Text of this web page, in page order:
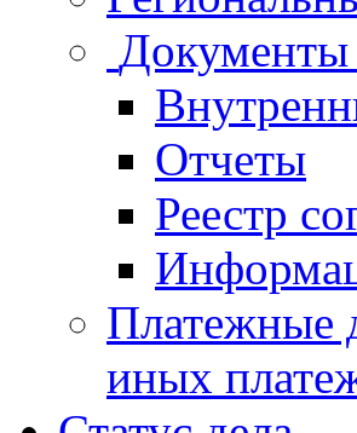
Отчеты
Реестр
Платежные
иных